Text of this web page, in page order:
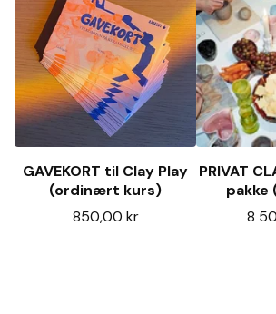
GAVEKORT til Clay Play
(ordinært kurs)
850,00 kr
PRIVAT
pakke
8